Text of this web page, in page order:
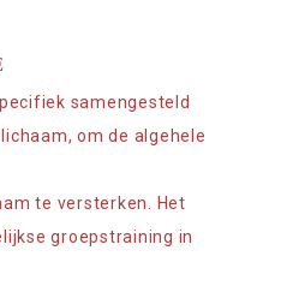
samengesteld
om de algehele
te versterken. Het
groepstraining in